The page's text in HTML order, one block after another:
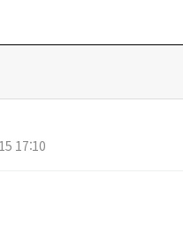
17:10